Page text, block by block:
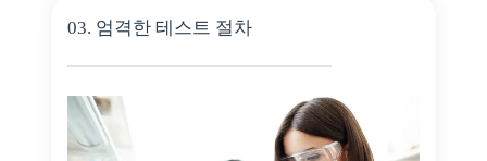
03. 엄격한 테스트 절차